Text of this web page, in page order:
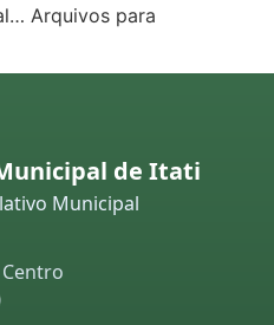
Arquivos para
de Itati
Municipal